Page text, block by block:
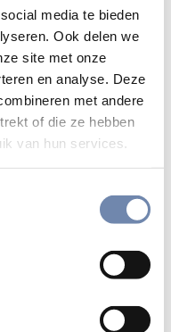
media te bieden
Ook delen we
site met onze
en analyse. Deze
met andere
of die ze hebben
van hun services.
rellen van eind jaren
drugsdealer had
druppel.
de ijzeren muur ging
aan het kanaal ook.”
dat er geen plaats
De jeugd ziet geen
– daar